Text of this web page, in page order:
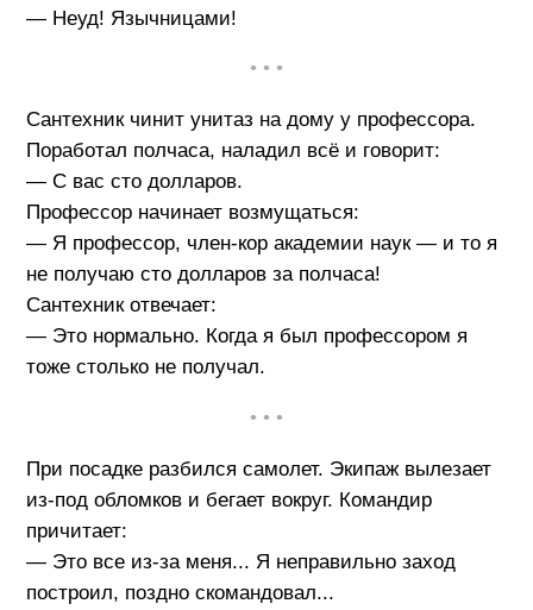
— Неуд! Язычницами!
• • •
Сантехник чинит унитаз на дому у профессора.
Поработал полчаса, наладил всё и говорит:
— С вас сто долларов.
Профессор начинает возмущаться:
— Я профессор, член-кор академии наук — и то я
не получаю сто долларов за полчаса!
Сантехник отвечает:
— Это нормально. Когда я был профессором я
тоже столько не получал.
• • •
При посадке разбился самолет. Экипаж вылезает
из-под обломков и бегает вокруг. Командир
причитает:
— Это все из-за меня... Я неправильно заход
построил, поздно скомандовал...